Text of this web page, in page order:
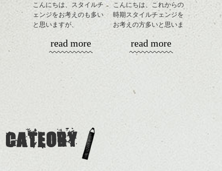
ハンサムショート／ヘッド
スパ／伸びても目立たない
ヘアカラー/ハイライト/ダブ
ミニボブ/抜け感ショート/バ
下さい。
お待ちしております
のも
とても良いところです。
ダークトーンの色味でク
ナチュラルなベージュカ
こんにちは、スタイルチ
ェンジをお考えのも多い
と思いますが、
演出したスタイルもこれ
からの季節とてもおすす
めですね。
全体のボリューム感がコ
ンパクトになるようにす
るのが良い感じです。
read more
こんにちは、これからの
時期スタイルチェンジを
お考えの方多いと思いま
コンパクトなフォルムが
をだしやすくスタイリン
軽めの前髪で透け感を演
read more
CATEORY